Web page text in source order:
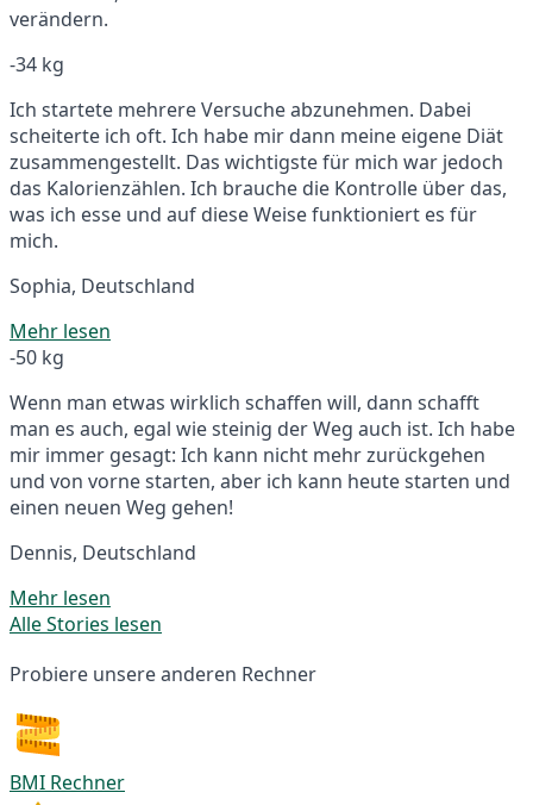
verändern.
-34 kg
Ich startete mehrere Versuche abzunehmen. Dabei
scheiterte ich oft. Ich habe mir dann meine eigene Diät
zusammengestellt. Das wichtigste für mich war jedoch
das Kalorienzählen. Ich brauche die Kontrolle über das,
was ich esse und auf diese Weise funktioniert es für
mich.
Sophia, Deutschland
Mehr lesen
-50 kg
Wenn man etwas wirklich schaffen will, dann schafft
man es auch, egal wie steinig der Weg auch ist. Ich habe
mir immer gesagt: Ich kann nicht mehr zurückgehen
und von vorne starten, aber ich kann heute starten und
einen neuen Weg gehen!
Dennis, Deutschland
Mehr lesen
Alle Stories lesen
Probiere unsere anderen Rechner
BMI Rechner